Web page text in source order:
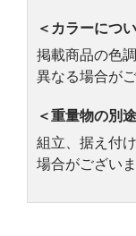
＜カラーにつ
掲載商品の色
異なる場合が
＜重量物の別
組立、据え付
場合がございま